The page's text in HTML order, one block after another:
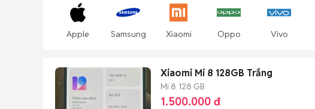
Apple Samsung Xiaomi Oppo Vivo
Xiaomi Mi 8 128GB Trắng
Mi 8 128 GB
1.500.000 đ